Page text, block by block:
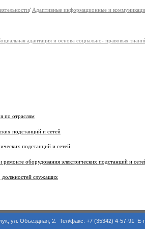
/ Адаптивные информационные и
адаптация и основа социально- правовых
отраслям
подстанций и сетей
подстанций и сетей
оборудования электрических подстанций и
служащих
2. Тел/факс: +7 (35342) 4-57-91 E-